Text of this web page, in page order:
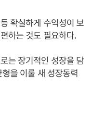
확실하게 수익성이 보
하는 것도 필요하다.
는 장기적인 성장을 담
을 이룰 새 성장동력